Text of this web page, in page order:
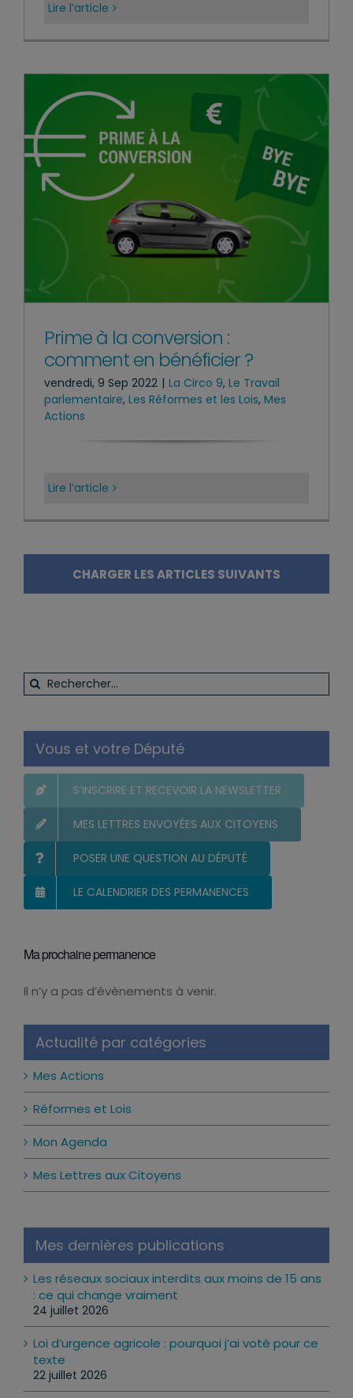
Lire l’article
Prime à la conversion :
comment en bénéficier ?
vendredi, 9 Sep 2022 | La Circo 9, Le Travail
parlementaire, Les Réformes et les Lois, Mes
Actions
Lire l’article
CHARGER LES ARTICLES SUIVANTS
Rechercher:
Vous et votre Député
S’INSCRIRE ET RECEVOIR LA NEWSLETTER
MES LETTRES ENVOYÉES AUX CITOYENS
POSER UNE QUESTION AU DÉPUTÉ
LE CALENDRIER DES PERMANENCES
Ma prochaine permanence
Notice
Il n’y a pas d’évènements à venir.
Actualité par catégories
Mes Actions
Réformes et Lois
Mon Agenda
Mes Lettres aux Citoyens
Mes dernières publications
Les réseaux sociaux interdits aux moins de 15 ans
: ce qui change vraiment
24 juillet 2026
Loi d’urgence agricole : pourquoi j’ai voté pour ce
texte
22 juillet 2026